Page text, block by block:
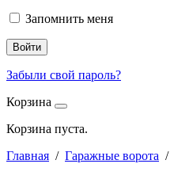
Запомнить меня
Войти
Забыли свой пароль?
Корзина
Корзина пуста.
Главная / Гаражные ворота /